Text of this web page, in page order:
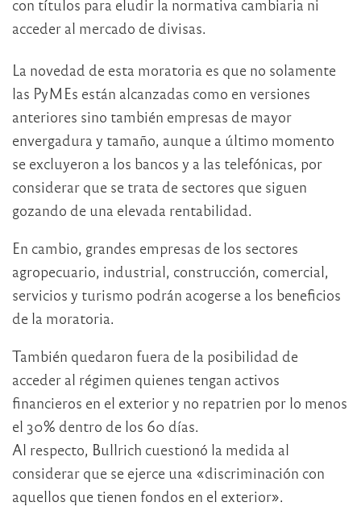
con títulos para eludir la normativa cambiaria ni
acceder al mercado de divisas.
La novedad de esta moratoria es que no solamente
las PyMEs están alcanzadas como en versiones
anteriores sino también empresas de mayor
envergadura y tamaño, aunque a último momento
se excluyeron a los bancos y a las telefónicas, por
considerar que se trata de sectores que siguen
gozando de una elevada rentabilidad.
En cambio, grandes empresas de los sectores
agropecuario, industrial, construcción, comercial,
servicios y turismo podrán acogerse a los beneficios
de la moratoria.
También quedaron fuera de la posibilidad de
acceder al régimen quienes tengan activos
financieros en el exterior y no repatrien por lo menos
el 30% dentro de los 60 días.
Al respecto, Bullrich cuestionó la medida al
considerar que se ejerce una «discriminación con
aquellos que tienen fondos en el exterior».